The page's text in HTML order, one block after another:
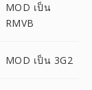
MOD เป็น
RMVB
MOD เป็น 3G2